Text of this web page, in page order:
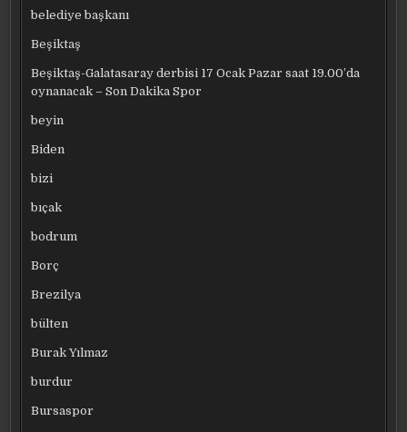
belediye başkanı
Beşiktaş
Beşiktaş-Galatasaray derbisi 17 Ocak Pazar saat 19.00’da
oynanacak – Son Dakika Spor
beyin
Biden
bizi
bıçak
bodrum
Borç
Brezilya
bülten
Burak Yılmaz
burdur
Bursaspor